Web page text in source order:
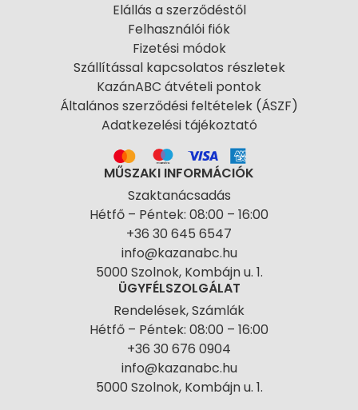
Elállás a szerződéstől
Felhasználói fiók
Fizetési módok
Szállítással kapcsolatos részletek
KazánABC átvételi pontok
Általános szerződési feltételek (ÁSZF)
Adatkezelési tájékoztató
MŰSZAKI INFORMÁCIÓK
Szaktanácsadás
Hétfő – Péntek: 08:00 – 16:00
+36 30 645 6547
info@kazanabc.hu
5000 Szolnok, Kombájn u. 1.
ÜGYFÉLSZOLGÁLAT
Rendelések, Számlák
Hétfő – Péntek: 08:00 – 16:00
+36 30 676 0904
info@kazanabc.hu
5000 Szolnok, Kombájn u. 1.